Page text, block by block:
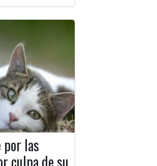
por las
culpa de su